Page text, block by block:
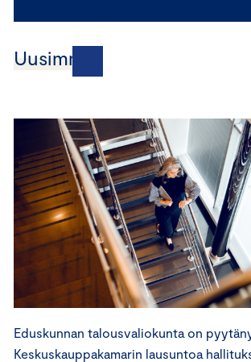
Uusimmat
Eduskunnan talousvaliokunta on
Keskuskauppakamarin lausuntoa